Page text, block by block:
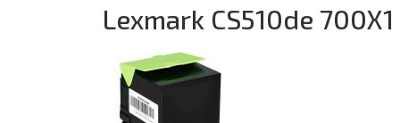
Lexmark CS510de